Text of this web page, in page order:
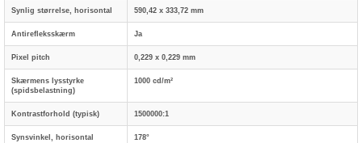
Synlig størrelse, horisontal 590,42 x 333,72 mm
Antirefleksskærm Ja
Pixel pitch 0,229 x 0,229 mm
Skærmens lysstyrke
(spidsbelastning)
1000 cd/m²
Kontrastforhold (typisk) 1500000:1
Synsvinkel, horisontal 178°